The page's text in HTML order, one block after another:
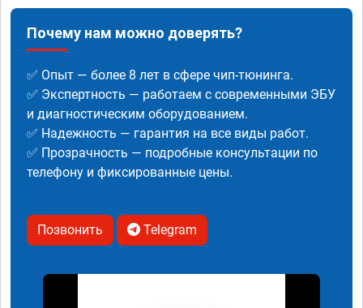
Почему нам можно доверять?
✅ Опыт — более 8 лет в сфере чип-тюнинга.
✅ Экспертность — работаем с современными ЭБУ
и диагностическим оборудованием.
✅ Надежность — гарантия на все виды работ.
✅ Прозрачность — подробные консультации по
телефону и фиксированные цены.
Позвонить Telegram